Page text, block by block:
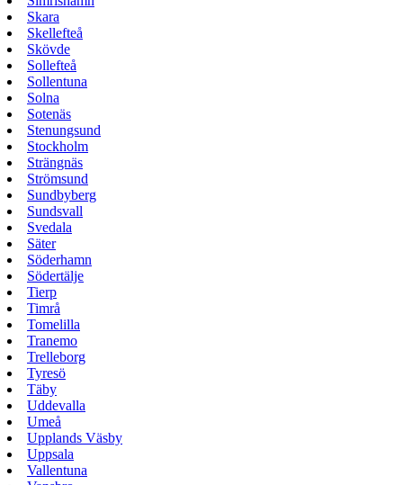
Skara
Skellefteå
Skövde
Sollefteå
Sollentuna
Solna
Sotenäs
Stenungsund
Stockholm
Strängnäs
Strömsund
Sundbyberg
Sundsvall
Svedala
Säter
Söderhamn
Södertälje
Tierp
Timrå
Tomelilla
Tranemo
Trelleborg
Tyresö
Täby
Uddevalla
Umeå
Upplands Väsby
Uppsala
Vallentuna